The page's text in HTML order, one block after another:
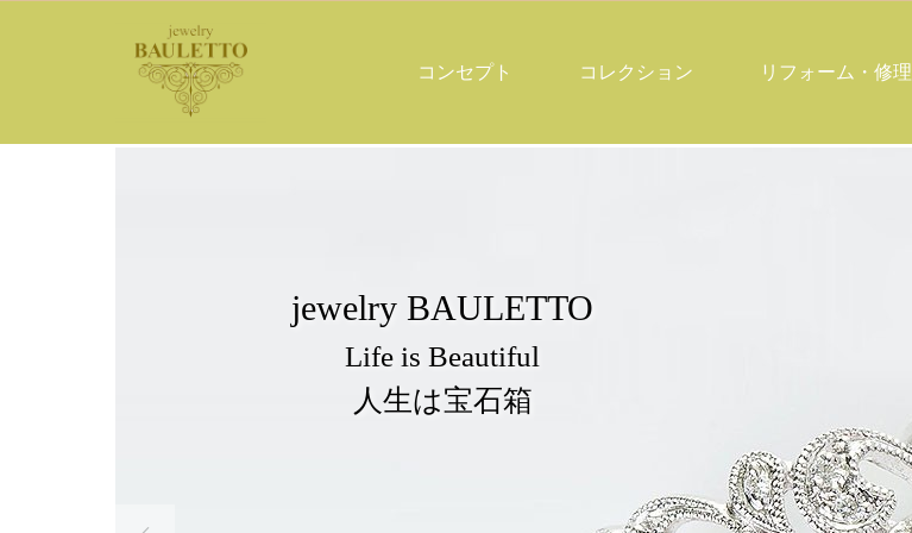
コンセプト コレクション リフォーム・修理